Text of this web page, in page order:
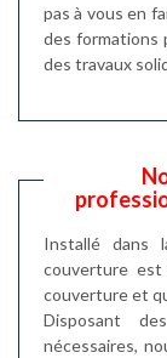
pas à vous en
des formations
des travaux
Installé dans
couverture est
couverture et
Disposant
nécessaires,